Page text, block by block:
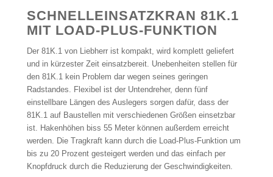
SCHNELLEINSATZKRAN 81K.1
MIT LOAD-PLUS-FUNKTION
Der 81K.1 von Liebherr ist kompakt, wird komplett geliefert
und in kürzester Zeit einsatzbereit. Unebenheiten stellen für
den 81K.1 kein Problem dar wegen seines geringen
Radstandes. Flexibel ist der Untendreher, denn fünf
einstellbare Längen des Auslegers sorgen dafür, dass der
81K.1 auf Baustellen mit verschiedenen Größen einsetzbar
ist. Hakenhöhen biss 55 Meter können außerdem erreicht
werden. Die Tragkraft kann durch die Load-Plus-Funktion um
bis zu 20 Prozent gesteigert werden und das einfach per
Knopfdruck durch die Reduzierung der Geschwindigkeiten.